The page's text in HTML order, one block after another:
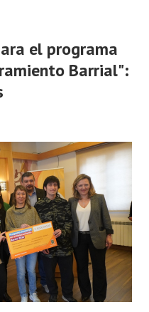
el programa
Barrial":